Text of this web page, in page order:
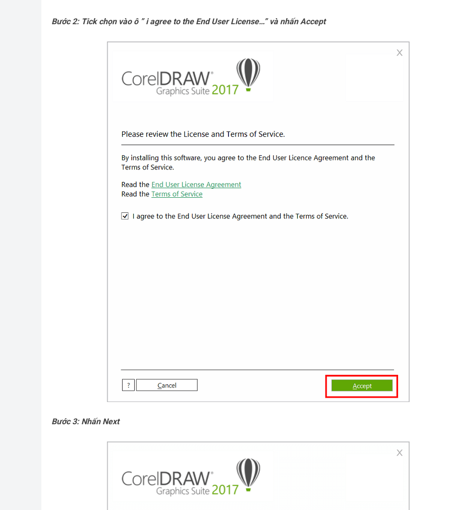
Bước 2: Tick chọn vào ô ” i agree to the End User License…” và nhấn Accept
Bước 3: Nhấn Next